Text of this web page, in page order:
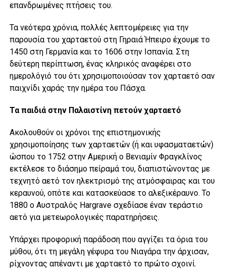
επανδρωμένες πτήσεις του.
Τα νεότερα χρόνια, πολλές λεπτομέρειες για την
παρουσία του χαρταετού στη Γηραιά Ήπειρο έχουμε το
1450 στη Γερμανία και το 1606 στην Ισπανία. Στη
δεύτερη περίπτωση, ένας κληρικός αναφέρει στο
ημερολόγιό του ότι χρησιμοποιούσαν τον χαρταετό σαν
παιχνίδι χαράς την ημέρα του Πάσχα.
Τα παιδιά στην Παλαιστίνη πετούν χαρταετό
Ακολουθούν οι χρόνοι της επιστημονικής
χρησιμοποίησης των χαρταετών (ή και υφασματαετών)
ώσπου το 1752 στην Αμερική ο Βενιαμίν Φραγκλίνος
εκτέλεσε το διάσημο πείραμά του, διαπιστώνοντας με
τεχνητό αετό τον ηλεκτρισμό της ατμόσφαιρας και του
κεραυνού, οπότε και κατασκεύασε το αλεξικέραυνο. Το
1880 ο Αυστραλός Hargrave σχεδίασε έναν τεράστιο
αετό για μετεωρολογικές παρατηρήσεις.
Υπάρχει προφορική παράδοση που αγγίζει τα όρια του
μύθου, ότι τη μεγάλη γέφυρα του Νιαγάρα την άρχισαν,
ρίχνοντας απέναντι με χαρταετό το πρώτο σχοινί.